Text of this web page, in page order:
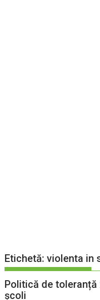
Etichetă:violenta in
Politică de
școli